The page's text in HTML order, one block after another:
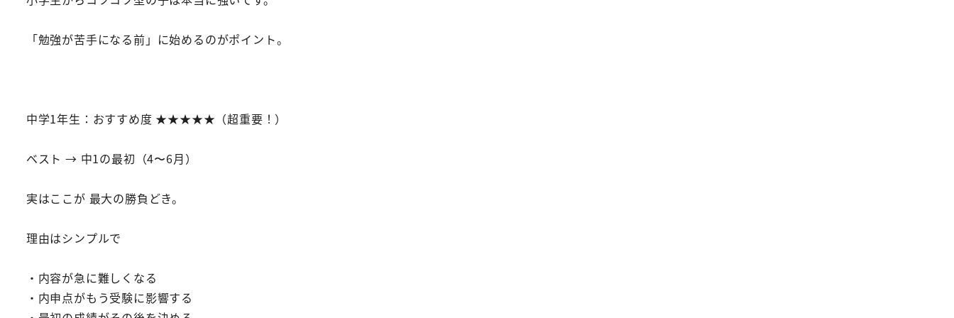
「勉強が苦手になる前」に始めるのがポイント。
中学1年生：おすすめ度 ★★★★★（超重要！）
ベスト → 中1の最初（4〜6月）
実はここが 最大の勝負どき。
理由はシンプルで
・内容が急に難しくなる
・内申点がもう受験に影響する